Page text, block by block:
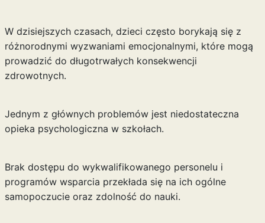
W dzisiejszych czasach, dzieci często borykają się z
różnorodnymi wyzwaniami emocjonalnymi, które mogą
prowadzić do długotrwałych konsekwencji
zdrowotnych.
Jednym z głównych problemów jest niedostateczna
opieka psychologiczna w szkołach.
Brak dostępu do wykwalifikowanego personelu i
programów wsparcia przekłada się na ich ogólne
samopoczucie oraz zdolność do nauki.